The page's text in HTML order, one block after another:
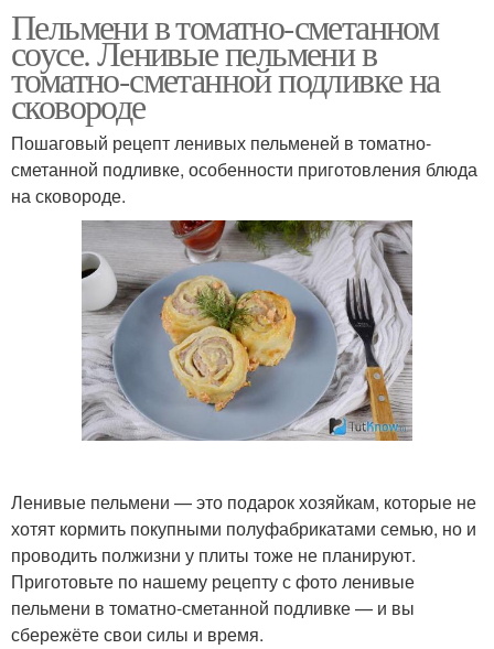
Пельмени в томатно-сметанном
соусе. Ленивые пельмени в
томатно-сметанной подливке на
сковороде
Пошаговый рецепт ленивых пельменей в томатно-
сметанной подливке, особенности приготовления блюда
на сковороде.
Ленивые пельмени — это подарок хозяйкам, которые не
хотят кормить покупными полуфабрикатами семью, но и
проводить полжизни у плиты тоже не планируют.
Приготовьте по нашему рецепту с фото ленивые
пельмени в томатно-сметанной подливке — и вы
сбережёте свои силы и время.